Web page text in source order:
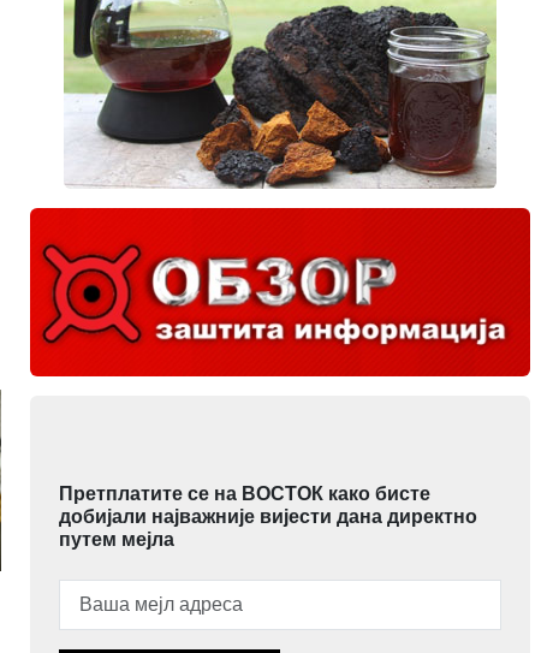
Претплатите се на ВОСТОК како бисте
добијали најважније вијести дана директно
путем мејла